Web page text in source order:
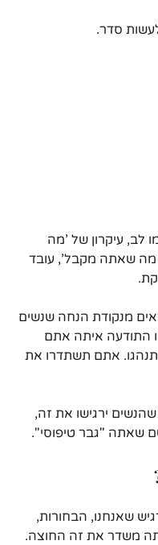
סדר.
לב, עיקרון של 'מה
מה שאתה מקבל', עובד
מנקודת הנחה שנשים
התודעה איתה אתם
אתם תשתדרו את
ירגישו את זה,
שאתה "גבר טיפוסי".
שאנחנו, הבחורות,
משדר את זה החוצה.